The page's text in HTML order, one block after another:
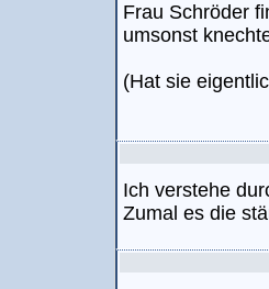
Frau Schröder
umsonst
(Hat sie
Ich verstehe
Zumal es die